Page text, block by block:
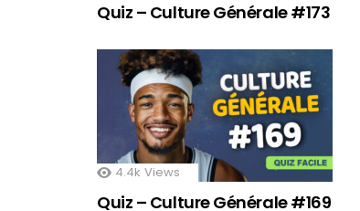
Quiz – Culture Générale #173
4.4k Views
Quiz – Culture Générale #169